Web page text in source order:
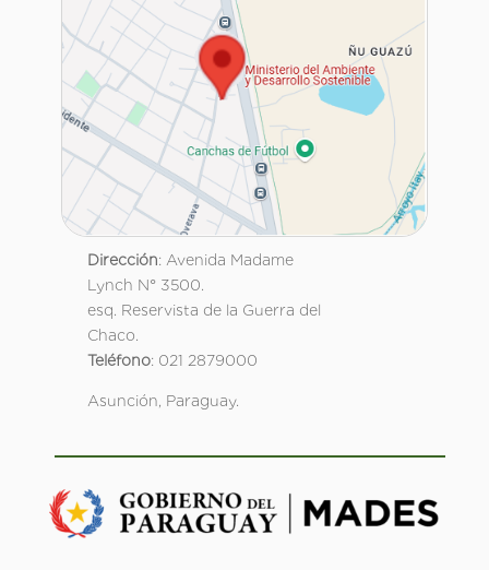
Dirección: Avenida Madame
Lynch N° 3500.
esq. Reservista de la Guerra del
Chaco.
Teléfono: 021 2879000
Asunción, Paraguay.